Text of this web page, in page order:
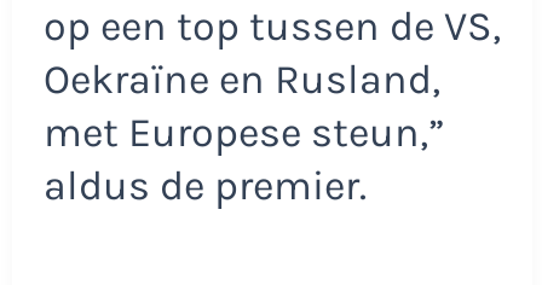
op een top tussen de VS,
Oekraïne en Rusland,
met Europese steun,”
aldus de premier.